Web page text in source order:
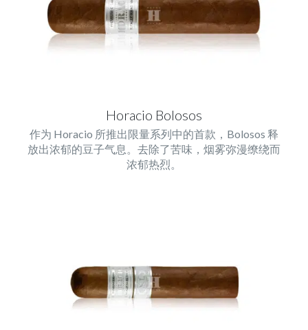
Horacio Bolosos
作为 Horacio 所推出限量系列中的首款，Bolosos 释
放出浓郁的豆子气息。去除了苦味，烟雾弥漫缭绕而
浓郁热烈。